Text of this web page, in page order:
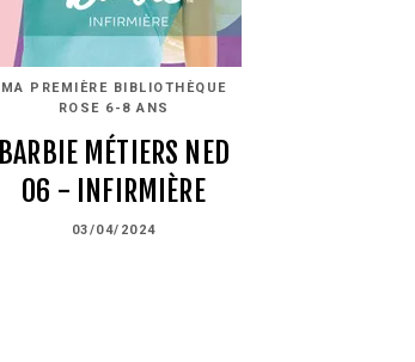
MA PREMIÈRE BIBLIOTHÈQUE
ROSE 6-8 ANS
BARBIE MÉTIERS NED
06 - INFIRMIÈRE
03/04/2024